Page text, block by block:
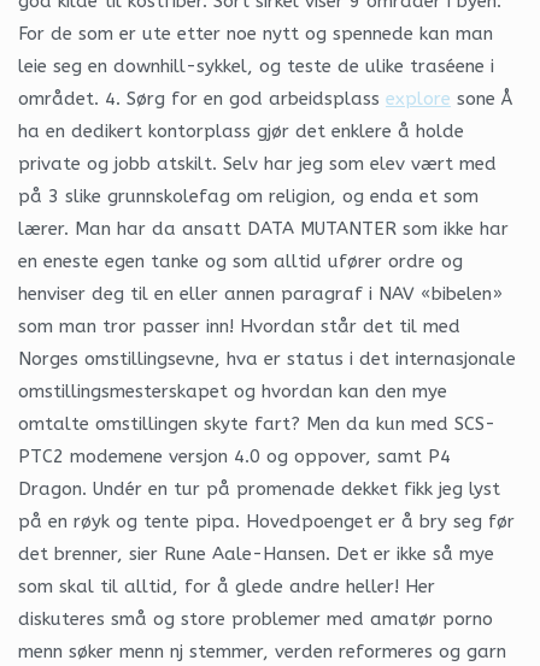
For de som er ute etter noe nytt og spennede kan man
leie seg en downhill-sykkel, og teste de ulike traséene i
området. 4. Sørg for en god arbeidsplass explore sone Å
ha en dedikert kontorplass gjør det enklere å holde
private og jobb atskilt. Selv har jeg som elev vært med
på 3 slike grunnskolefag om religion, og enda et som
lærer. Man har da ansatt DATA MUTANTER som ikke har
en eneste egen tanke og som alltid ufører ordre og
henviser deg til en eller annen paragraf i NAV «bibelen»
som man tror passer inn! Hvordan står det til med
Norges omstillingsevne, hva er status i det internasjonale
omstillingsmesterskapet og hvordan kan den mye
omtalte omstillingen skyte fart? Men da kun med SCS-
PTC2 modemene versjon 4.0 og oppover, samt P4
Dragon. Undér en tur på promenade dekket fikk jeg lyst
på en røyk og tente pipa. Hovedpoenget er å bry seg før
det brenner, sier Rune Aale-Hansen. Det er ikke så mye
som skal til alltid, for å glede andre heller! Her
diskuteres små og store problemer med amatør porno
menn søker menn nj stemmer, verden reformeres og garn